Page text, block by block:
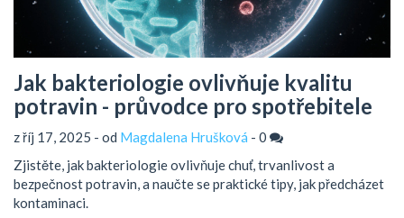
Jak bakteriologie ovlivňuje kvalitu
potravin - průvodce pro spotřebitele
z říj 17, 2025 - od Magdalena Hrušková - 0
Zjistěte, jak bakteriologie ovlivňuje chuť, trvanlivost a
bezpečnost potravin, a naučte se praktické tipy, jak předcházet
kontaminaci.